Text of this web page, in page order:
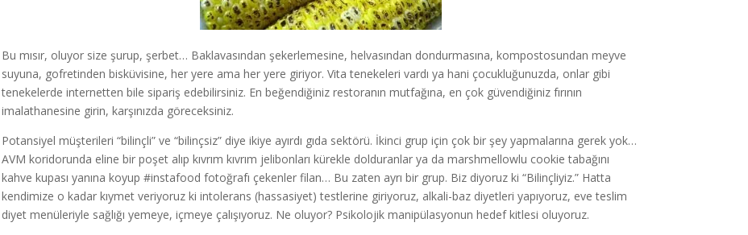
Bu mısır, oluyor size şurup, şerbet… Baklavasından şekerlemesine, helvasından dondurmasına, kompostosundan meyve
suyuna, gofretinden bisküvisine, her yere ama her yere giriyor. Vita tenekeleri vardı ya hani çocukluğunuzda, onlar gibi
tenekelerde internetten bile sipariş edebilirsiniz. En beğendiğiniz restoranın mutfağına, en çok güvendiğiniz fırının
imalathanesine girin, karşınızda göreceksiniz.
Potansiyel müşterileri “bilinçli” ve “bilinçsiz” diye ikiye ayırdı gıda sektörü. İkinci grup için çok bir şey yapmalarına gerek yok…
AVM koridorunda eline bir poşet alıp kıvrım kıvrım jelibonları kürekle dolduranlar ya da marshmellowlu cookie tabağını
kahve kupası yanına koyup #instafood fotoğrafı çekenler filan… Bu zaten ayrı bir grup. Biz diyoruz ki “Bilinçliyiz.” Hatta
kendimize o kadar kıymet veriyoruz ki intolerans (hassasiyet) testlerine giriyoruz, alkali-baz diyetleri yapıyoruz, eve teslim
diyet menüleriyle sağlığı yemeye, içmeye çalışıyoruz. Ne oluyor? Psikolojik manipülasyonun hedef kitlesi oluyoruz.